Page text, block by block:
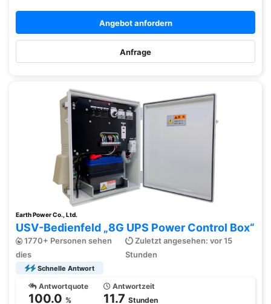
Angebot anfordern
Anfrage
Earth Power Co., Ltd.
USV-Bedienfeld „8G UPS Power Control Box“
1770+ Personen sehen
dies
Zuletzt angesehen: vor 15
Stunden
Schnelle Antwort
Antwortquote
100.0 %
Antwortzeit
11.7 Stunden